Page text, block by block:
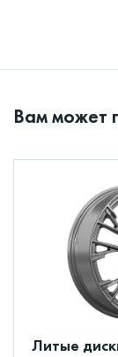
Вам может
Литые